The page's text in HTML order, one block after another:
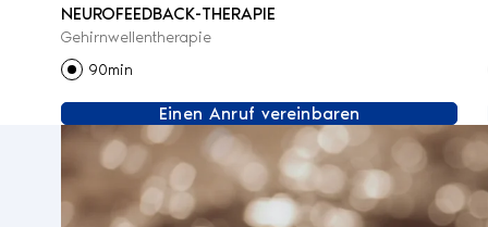
NEUROFEEDBACK-THERAPIE
Gehirnwellentherapie
90min
Einen Anruf vereinbaren